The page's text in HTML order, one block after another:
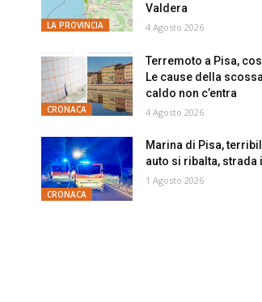
LA PROVINCIA
Valdera
4 Agosto 2026
CRONACA
Terremoto a Pisa,
Le cause della
caldo non c’entra
4 Agosto 2026
CRONACA
Marina di Pisa,
auto si ribalta, strada
1 Agosto 2026